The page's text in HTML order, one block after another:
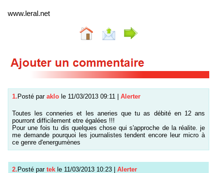
www.leral.net
1. Posté par aklo le 11/03/2013 09:11 Alerter
Toutes les conneries et les aneries que tu as débité en 12 ans
pourront difficilement etre égalées !!!
Pour une fois tu dis quelques chose qui s'approche de la réalite. je
me demande pourquoi les journalistes tendent encore leur micro à
ce genre d'energumènes
2.Posté par tek le 11/03/2013 10:23 | Alerter